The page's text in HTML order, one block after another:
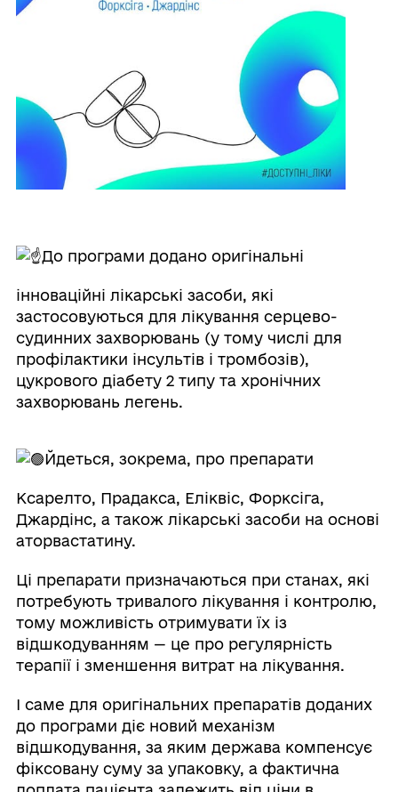
До програми додано оригінальні
інноваційні лікарські засоби, які
застосовуються для лікування серцево-
судинних захворювань (у тому числі для
профілактики інсультів і тромбозів),
цукрового діабету 2 типу та хронічних
захворювань легень.
Йдеться, зокрема, про препарати
Ксарелто, Прадакса, Еліквіс, Форксіга,
Джардінс, а також лікарські засоби на основі
аторвастатину.
Ці препарати призначаються при станах, які
потребують тривалого лікування і контролю,
тому можливість отримувати їх із
відшкодуванням — це про регулярність
терапії і зменшення витрат на лікування.
І саме для оригінальних препаратів доданих
до програми діє новий механізм
відшкодування, за яким держава компенсує
фіксовану суму за упаковку, а фактична